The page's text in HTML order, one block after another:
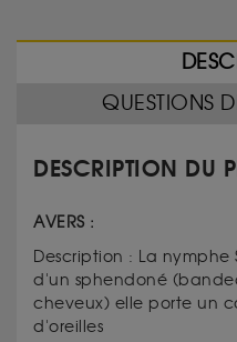
QUESTIONS
DESCRIPTION DU
AVERS :
Description : La
d'un sphendoné
cheveux) elle porte un
d'oreilles